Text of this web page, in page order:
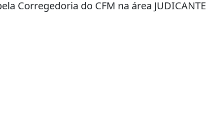
Corregedoria do CFM na área JUDICANTE